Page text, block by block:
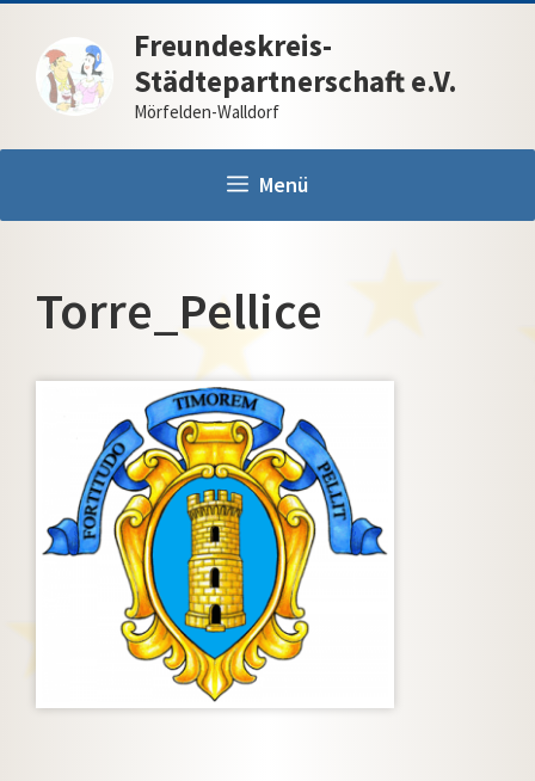
Inhalt
springen
Freundeskreis-
Städtepartnerschaft e.V.
Mörfelden-Walldorf
Menü
Torre_Pellice